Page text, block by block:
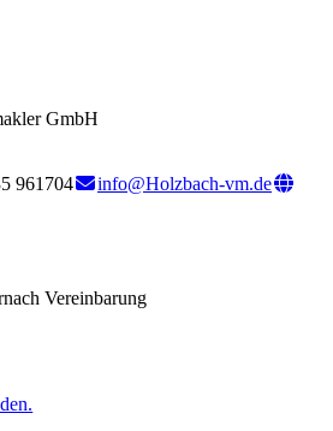
GmbH
961704
info@Holzbach-vm.de
nach Vereinbarung